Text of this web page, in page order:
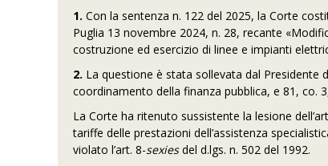
1. Con la sentenza n. 122 del 2025, la Corte
Puglia 13 novembre 2024, n. 28, recante
costruzione ed esercizio di linee e impianti
2. La questione è stata sollevata dal Presidente
coordinamento della finanza pubblica, e 81, co.
La Corte ha ritenuto sussistente la lesione
tariffe delle prestazioni dell’assistenza
violato l’art. 8-sexiesdel d.lgs. n. 502 del 1992.